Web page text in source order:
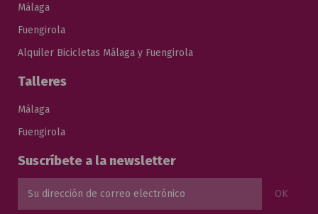
Málaga
Fuengirola
Alquiler Bicicletas Málaga y Fuengirola
Talleres
Málaga
Fuengirola
Suscríbete a la newsletter